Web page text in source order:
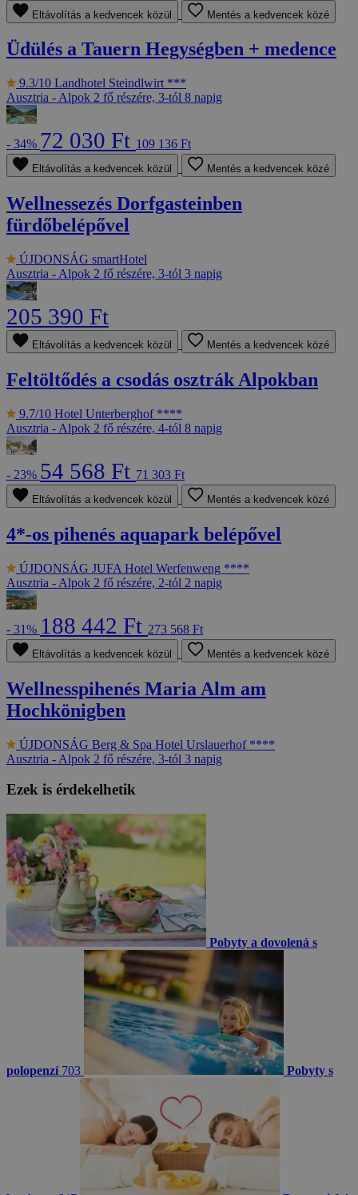
Eltávolítás a kedvencek közül Mentés a kedvencek közé
Üdülés a Tauern Hegységben + medence
9.3/10 Landhotel Steindlwirt ***
Ausztria - Alpok 2 fő részére, 3-tól 8 napig
- 34% 72 030 Ft 109 136 Ft
Eltávolítás a kedvencek közül Mentés a kedvencek közé
Wellnessezés Dorfgasteinben
fürdőbelépővel
ÚJDONSÁG smartHotel
Ausztria - Alpok 2 fő részére, 3-tól 3 napig
205 390 Ft
Eltávolítás a kedvencek közül Mentés a kedvencek közé
Feltöltődés a csodás osztrák Alpokban
9.7/10 Hotel Unterberghof ****
Ausztria - Alpok 2 fő részére, 4-tól 8 napig
- 23% 54 568 Ft 71 303 Ft
Eltávolítás a kedvencek közül Mentés a kedvencek közé
4*-os pihenés aquapark belépővel
ÚJDONSÁG JUFA Hotel Werfenweng ****
Ausztria - Alpok 2 fő részére, 2-tól 2 napig
- 31% 188 442 Ft 273 568 Ft
Eltávolítás a kedvencek közül Mentés a kedvencek közé
Wellnesspihenés Maria Alm am
Hochkönigben
ÚJDONSÁG Berg & Spa Hotel Urslauerhof ****
Ausztria - Alpok 2 fő részére, 3-tól 3 napig
Ezek is érdekelhetik
Pobyty a dovolená s
polopenzí 703 Pobyty s